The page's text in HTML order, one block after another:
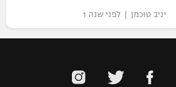
יניב טוכמן | לפני שנה 1